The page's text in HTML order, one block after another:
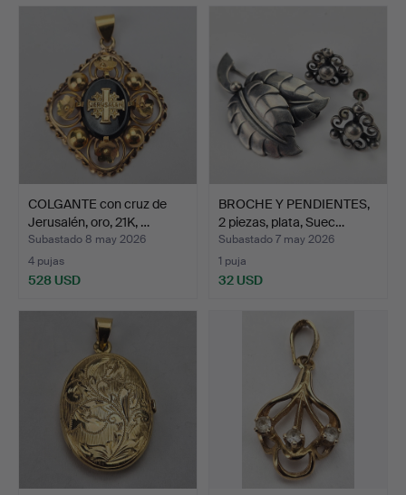
COLGANTE con cruz de
Jerusalén, oro, 21K, …
Subastado 8 may 2026
4 pujas
528 USD
BROCHE Y PENDIENTES,
2 piezas, plata, Suec…
Subastado 7 may 2026
1 puja
32 USD